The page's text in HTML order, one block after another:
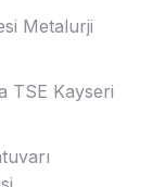
Metalurji
TSE Kayseri